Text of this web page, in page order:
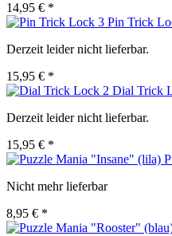
14,95 € *
Pin Trick
Derzeit leider nicht lieferbar.
15,95 € *
Dial Trick
Derzeit leider nicht lieferbar.
15,95 € *
Nicht mehr lieferbar
8,95 € *